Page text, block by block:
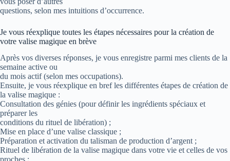
questions, selon mes intuitions d’occurrence.
Je vous réexplique toutes les étapes nécessaires pour la création de
votre valise magique en brève
Après vos diverses réponses, je vous enregistre parmi mes clients de la
semaine active ou
du mois actif (selon mes occupations).
Ensuite, je vous réexplique en bref les différentes étapes de création de
la valise magique :
Consultation des génies (pour définir les ingrédients spéciaux et
préparer les
conditions du rituel de libération) ;
Mise en place d’une valise classique ;
Préparation et activation du talisman de production d’argent ;
Rituel de libération de la valise magique dans votre vie et celles de vos